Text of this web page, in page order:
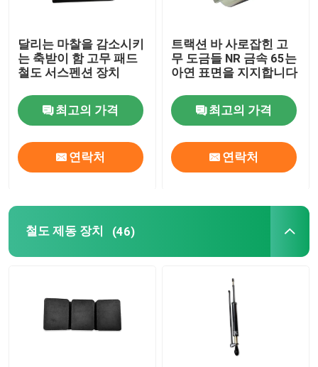
달리는 마찰을 감소시키
는 축받이 함 고무 패드
철도 서스펜션 장치
최고의 가격
연락처
트랙션 바 사로잡힌 고
무 도금들 NR 금속 65는
아연 표면을 지지합니다
최고의 가격
연락처
철도 제동 장치 (46)